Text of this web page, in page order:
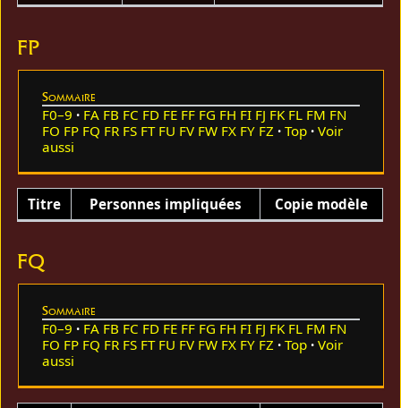
FP
Sommaire
F0–9 FA FB FC FD FE FF FG FH FI FJ FK FL FM FN
FO FP FQ FR FS FT FU FV FW FX FY FZ Top
Voir
aussi
Titre Personnes impliquées Copie modèle
FQ
Sommaire
F0–9 FA FB FC FD FE FF FG FH FI FJ FK FL FM FN
FO FP FQ FR FS FT FU FV FW FX FY FZ Top
Voir
aussi